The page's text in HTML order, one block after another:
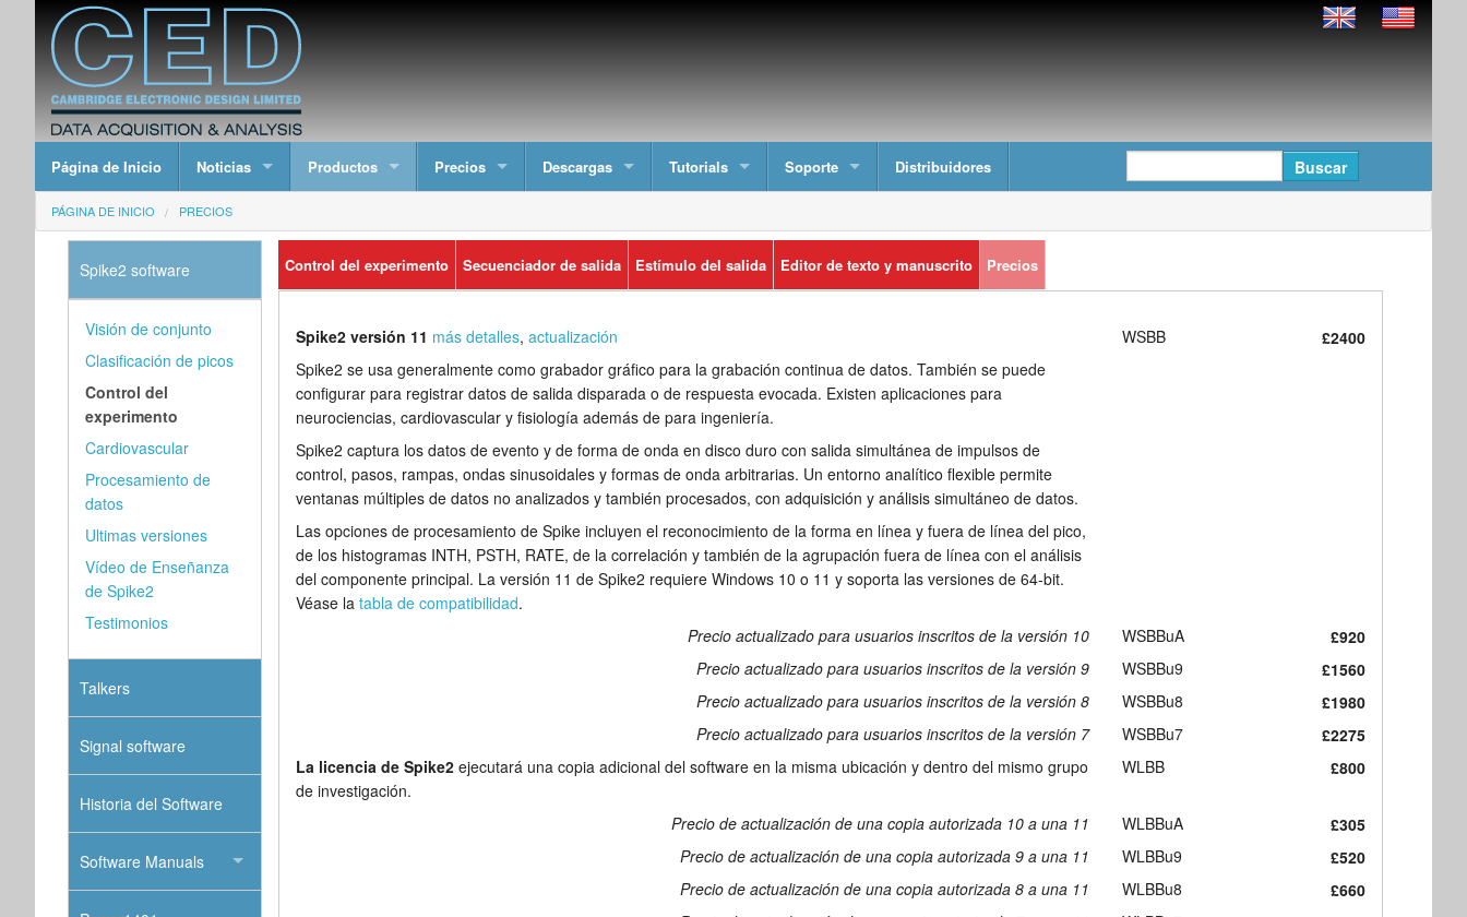
Página de Inicio Noticias Productos Precios Descargas Tutorials Soporte Distribuidores
PÁGINA DE INICIO PRECIOS
Control del experimento Secuenciador de salida Estímulo del salida Editor de texto y manuscrito Precios
Spike2 versión 11 más detalles, actualización
Spike2 se usa generalmente como grabador gráfico para la grabación continua de datos. También se puede
configurar para registrar datos de salida disparada o de respuesta evocada. Existen aplicaciones para
neurociencias, cardiovascular y fisiología además de para ingeniería.
Spike2 captura los datos de evento y de forma de onda en disco duro con salida simultánea de impulsos de
control, pasos, rampas, ondas sinusoidales y formas de onda arbitrarias. Un entorno analítico flexible permite
ventanas múltiples de datos no analizados y también procesados, con adquisición y análisis simultáneo de datos.
Las opciones de procesamiento de Spike incluyen el reconocimiento de la forma en línea y fuera de línea del pico,
de los histogramas INTH, PSTH, RATE, de la correlación y también de la agrupación fuera de línea con el análisis
del componente principal. La versión 11 de Spike2 requiere Windows 10 o 11 y soporta las versiones de 64-bit.
Véase la tabla de compatibilidad.
WSBB £2400
Precio actualizado para usuarios inscritos de la versión 10 WSBBuA
£920
Precio actualizado para usuarios inscritos de la versión 9
WSBBu9
£1560
Precio actualizado para usuarios inscritos de la versión 8
WSBBu8
£1980
Precio actualizado para usuarios inscritos de la versión 7
WSBBu7
£2275
La licencia de Spike2 ejecutará una copia adicional del software en la misma ubicación y dentro del mismo grupo
de investigación.
WLBB £800
Precio de actualización de una copia autorizada 10 a una 11 WLBBuA
£305
Precio de actualización de una copia autorizada 9 a una 11
WLBBu9
£520
Precio de actualización de una copia autorizada 8 a una 11
WLBBu8
£660
Spike2 software
Visión de conjunto
Clasificación de picos
Control del
experimento
Cardiovascular
Procesamiento de
datos
Ultimas versiones
Vídeo de Enseñanza
de Spike2
Testimonios
Talkers
Signal software
Historia del Software
Software Manuals